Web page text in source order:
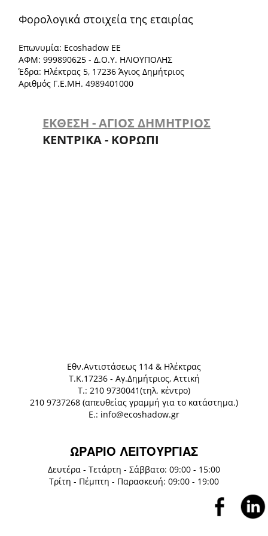
Φορολογικά στοιχεία της εταιρίας
Επωνυμία: Ecoshadow ΕΕ
ΑΦΜ: 999890625 - Δ.Ο.Υ. ΗΛΙΟΥΠΟΛΗΣ
Έδρα: Ηλέκτρας 5, 17236 Άγιος Δημήτριος
Αριθμός Γ.Ε.ΜΗ. 4989401000
ΕΚΘΕΣΗ - ΑΓΙΟΣ ΔΗΜΗΤΡΙΟΣ
ΚΕΝΤΡΙΚΑ - ΚΟΡΩΠΙ
Eθν.Αντιστάσεως 114 & Ηλέκτρας
Τ.Κ.17236 - Αγ.Δημήτριος, Αττική
Τ.: 210 9730041(τηλ. κέντρο)
210 9737268 (απευθείας γραμμή για το κατάστημα.)
E.: info@ecoshadow.gr
ΩΡΑΡΙΟ ΛΕΙΤΟΥΡΓΙΑΣ
Δευτέρα - Τετάρτη - Σάββατο: 09:00 - 15:00
Τρίτη - Πέμπτη - Παρασκευή: 09:00 - 19:00